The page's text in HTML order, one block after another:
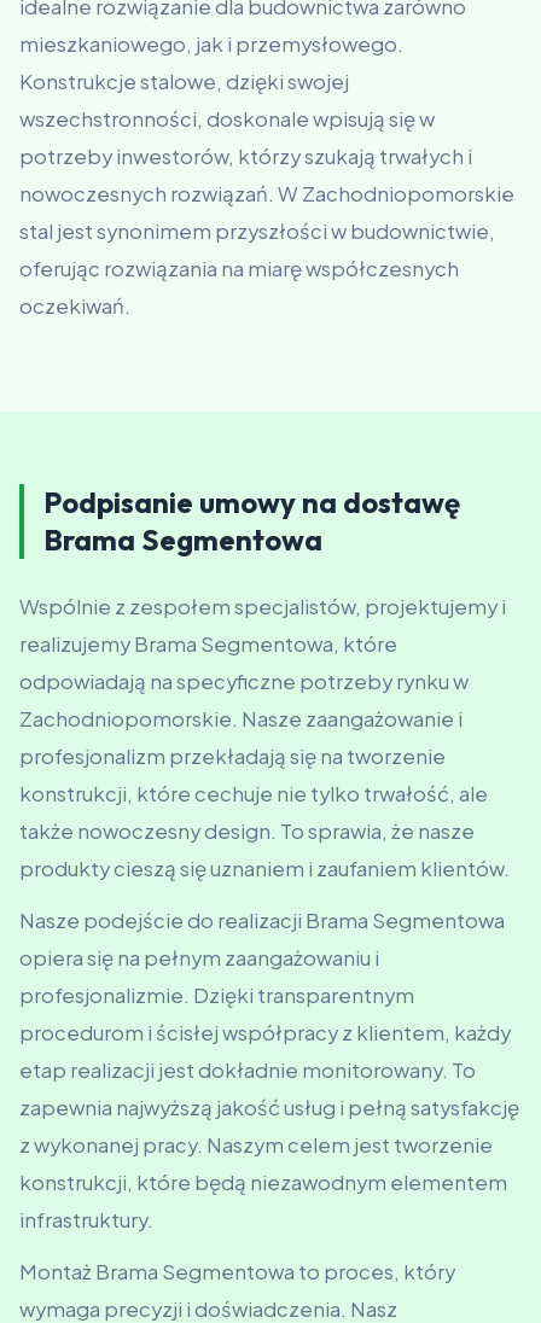
idealne rozwiązanie dla budownictwa zarówno
mieszkaniowego, jak i przemysłowego.
Konstrukcje stalowe, dzięki swojej
wszechstronności, doskonale wpisują się w
potrzeby inwestorów, którzy szukają trwałych i
nowoczesnych rozwiązań. W Zachodniopomorskie
stal jest synonimem przyszłości w budownictwie,
oferując rozwiązania na miarę współczesnych
oczekiwań.
Podpisanie umowy na dostawę
Brama Segmentowa
Wspólnie z zespołem specjalistów, projektujemy i
realizujemy Brama Segmentowa, które
odpowiadają na specyficzne potrzeby rynku w
Zachodniopomorskie. Nasze zaangażowanie i
profesjonalizm przekładają się na tworzenie
konstrukcji, które cechuje nie tylko trwałość, ale
także nowoczesny design. To sprawia, że nasze
produkty cieszą się uznaniem i zaufaniem klientów.
Nasze podejście do realizacji Brama Segmentowa
opiera się na pełnym zaangażowaniu i
profesjonalizmie. Dzięki transparentnym
procedurom i ścisłej współpracy z klientem, każdy
etap realizacji jest dokładnie monitorowany. To
zapewnia najwyższą jakość usług i pełną satysfakcję
z wykonanej pracy. Naszym celem jest tworzenie
konstrukcji, które będą niezawodnym elementem
infrastruktury.
Montaż Brama Segmentowa to proces, który
wymaga precyzji i doświadczenia. Nasz